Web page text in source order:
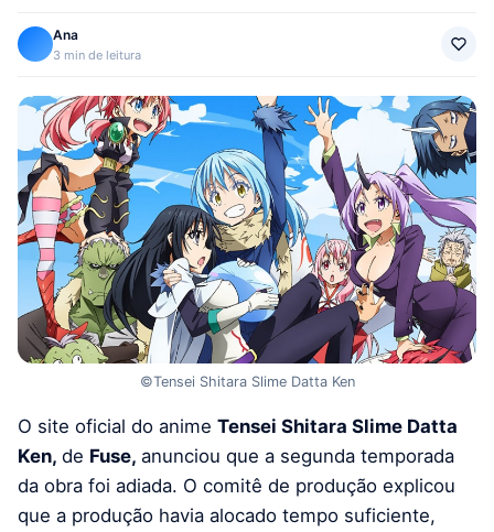
Ana
3 min de leitura
©Tensei Shitara Slime Datta Ken
O site oficial do anime Tensei Shitara Slime Datta
Ken, de Fuse, anunciou que a segunda temporada
da obra foi adiada. O comitê de produção explicou
que a produção havia alocado tempo suficiente,